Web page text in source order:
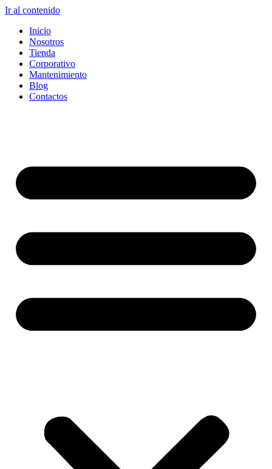
Ir al contenido
Inicio
Nosotros
Tienda
Corporativo
Mantenimiento
Blog
Contactos